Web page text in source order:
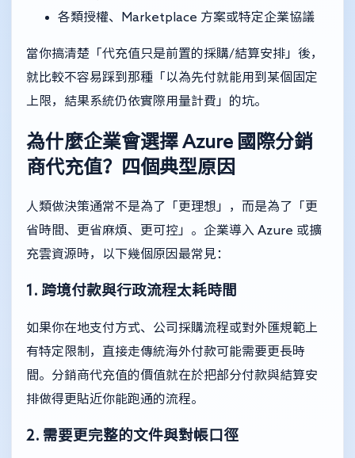
各類授權、Marketplace 方案或特定企業協議
當你搞清楚「代充值只是前置的採購/結算安排」後，
就比較不容易踩到那種「以為先付就能用到某個固定
上限，結果系統仍依實際用量計費」的坑。
為什麼企業會選擇 Azure 國際分銷
商代充值？四個典型原因
人類做決策通常不是為了「更理想」，而是為了「更
省時間、更省麻煩、更可控」。企業導入 Azure 或擴
充雲資源時，以下幾個原因最常見：
1. 跨境付款與行政流程太耗時間
如果你在地支付方式、公司採購流程或對外匯規範上
有特定限制，直接走傳統海外付款可能需要更長時
間。分銷商代充值的價值就在於把部分付款與結算安
排做得更貼近你能跑通的流程。
2. 需要更完整的文件與對帳口徑